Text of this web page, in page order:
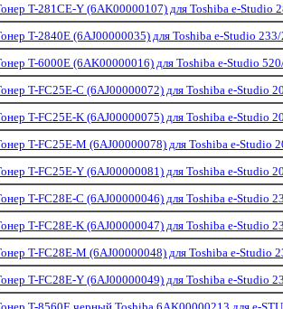
T-281CE-Y (6AK00000107) для Toshiba e-Studio
T-2840E (6AJ00000035) для Toshiba e-Studio
T-6000E (6AK00000016) для Toshiba e-Studio
T-FC25E-C (6AJ00000072) для Toshiba e-Studio
T-FC25E-K (6AJ00000075) для Toshiba e-Studio
T-FC25E-M (6AJ00000078) для Toshiba e-
T-FC25E-Y (6AJ00000081) для Toshiba e-Studio
T-FC28E-C (6AJ00000046) для Toshiba e-Studio
T-FC28E-K (6AJ00000047) для Toshiba e-Studio
T-FC28E-M (6AJ00000048) для Toshiba e-Studio
T-FC28E-Y (6AJ00000049) для Toshiba e-Studio